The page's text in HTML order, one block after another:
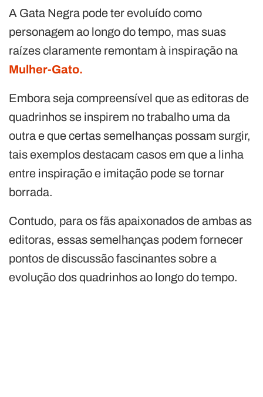
A Gata Negra pode ter evoluído como
personagem ao longo do tempo, mas suas
raízes claramente remontam à inspiração na
Mulher-Gato.
Embora seja compreensível que as editoras de
quadrinhos se inspirem no trabalho uma da
outra e que certas semelhanças possam surgir,
tais exemplos destacam casos em que a linha
entre inspiração e imitação pode se tornar
borrada.
Contudo, para os fãs apaixonados de ambas as
editoras, essas semelhanças podem fornecer
pontos de discussão fascinantes sobre a
evolução dos quadrinhos ao longo do tempo.